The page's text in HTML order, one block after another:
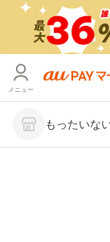
メニュー
もったいな